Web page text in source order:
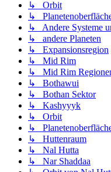
↳ Orbit
↳
↳ Andere Systeme
↳ andere Planeten
↳ Expansionsregion
↳ Mid Rim
↳ Mid Rim
↳ Bothawui
↳ Bothan Sektor
↳ Kashyyyk
↳ Orbit
↳
↳ Huttenraum
↳ Nal Hutta
↳ Nar Shaddaa